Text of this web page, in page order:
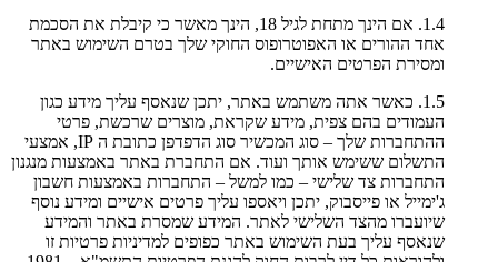
1.4. אם הינך מתחת לגיל 18, הינך מאשר כי קיבלת את הסכמת
אחד ההורים או האפוטרופוס החוקי שלך בטרם השימוש באתר
ומסירת הפרטים האישיים.
1.5. כאשר אתה משתמש באתר, יתכן שנאסף עליך מידע כגון
העמודים בהם צפית, מידע שקראת, מוצרים שרכשת, פרטי
ההתחברות שלך – סוג המכשיר סוג הדפדפן כתובת ה IP, אמצעי
התשלום ששימש אותך ועוד. אם התחברת באתר באמצעות מנגנון
התחברות צד שלישי – כמו למשל – התחברות באמצעות חשבון
ג'ימייל או פייסבוק, יתכן ויאספו עליך פרטים אישיים ומידע נוסף
שיועברו מהצד השלישי לאתר. המידע שמסרת באתר והמידע
שנאסף עליך בעת השימוש באתר כפופים למדיניות פרטיות זו